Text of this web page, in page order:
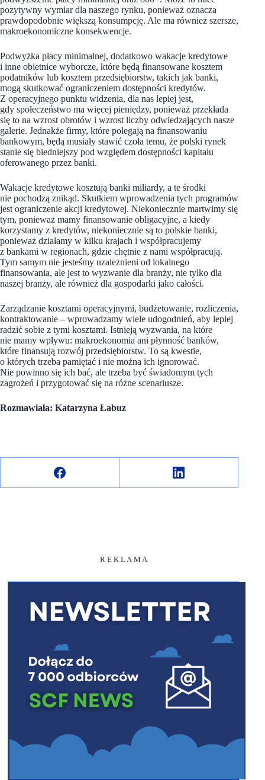
pozytywny wymiar dla naszego rynku, ponieważ oznacza
prawdopodobnie większą konsumpcję. Ale ma również szersze,
makroekonomiczne konsekwencje.
Podwyżka płacy minimalnej, dodatkowo wakacje kredytowe
i inne obietnice wyborcze, które będą finansowane kosztem
podatników lub kosztem przedsiębiorstw, takich jak banki,
mogą skutkować ograniczeniem dostępności kredytów.
Z operacyjnego punktu widzenia, dla nas lepiej jest,
gdy społeczeństwo ma więcej pieniędzy, ponieważ przekłada
się to na wzrost obrotów i wzrost liczby odwiedzających nasze
galerie. Jednakże firmy, które polegają na finansowaniu
bankowym, będą musiały stawić czoła temu, że polski rynek
stanie się biedniejszy pod względem dostępności kapitału
oferowanego przez banki.
Wakacje kredytowe kosztują banki miliardy, a te środki
nie pochodzą znikąd. Skutkiem wprowadzenia tych programów
jest ograniczenie akcji kredytowej. Niekoniecznie martwimy się
tym, ponieważ mamy finansowanie obligacyjne, a kiedy
korzystamy z kredytów, niekoniecznie są to polskie banki,
ponieważ działamy w kilku krajach i współpracujemy
z bankami w regionach, gdzie chętnie z nami współpracują.
Tym samym nie jesteśmy uzależnieni od lokalnego
finansowania, ale jest to wyzwanie dla branży, nie tylko dla
naszej branży, ale również dla gospodarki jako całości.
Zarządzanie kosztami operacyjnymi, budżetowanie, rozliczenia,
kontraktowanie – wprowadzamy wiele udogodnień, aby lepiej
radzić sobie z tymi kosztami. Istnieją wyzwania, na które
nie mamy wpływu: makroekonomia ani płynność banków,
które finansują rozwój przedsiębiorstw. To są kwestie,
o których trzeba pamiętać i nie można ich ignorować.
Nie powinno się ich bać, ale trzeba być świadomym tych
zagrożeń i przygotować się na różne scenariusze.
Rozmawiała: Katarzyna Łabuz
R E K L A M A